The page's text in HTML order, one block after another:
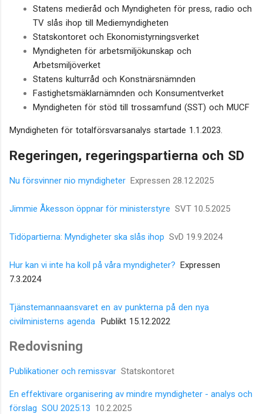
Statens medieråd och Myndigheten för press, radio och
TV slås ihop till Mediemyndigheten
Statskontoret och Ekonomistyrningsverket
Myndigheten för arbetsmiljökunskap och
Arbetsmiljöverket
Statens kulturråd och Konstnärsnämnden
Fastighetsmäklarnämnden och Konsumentverket
Myndigheten för stöd till trossamfund (SST) och MUCF
Myndigheten för totalförsvarsanalys startade 1.1.2023.
Regeringen, regeringspartierna och SD
Nu försvinner nio myndigheter Expressen 28.12.2025
Jimmie Åkesson öppnar för ministerstyre SVT 10.5.2025
Tidöpartierna: Myndigheter ska slås ihop SvD 19.9.2024
Hur kan vi inte ha koll på våra myndigheter? Expressen
7.3.2024
Tjänstemannaansvaret en av punkterna på den nya
civilministerns agenda Publikt 15.12.2022
Redovisning
Publikationer och remissvar Statskontoret
En effektivare organisering av mindre myndigheter - analys och
förslag SOU 2025:13 10.2.2025